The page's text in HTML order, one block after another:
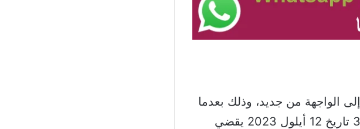
عاد الحديث عن عمليات الحفر في البلوك رقم 9 إلى الواجهة من جديد، وذلك بعدما
أصدر وزير الطاقة والمياه وليد فياض قرار رقم 32 تاريخ 12 أيلول 2023 يقضي